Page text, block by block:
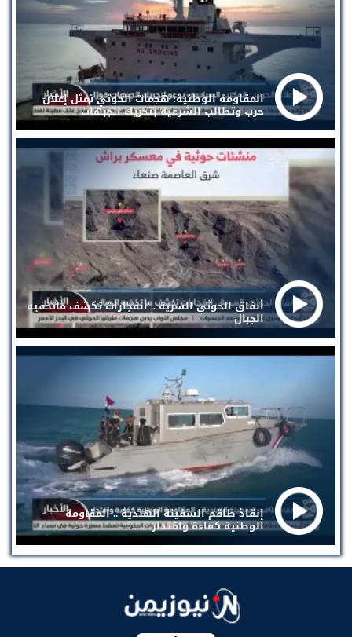
المقاومة الوطنية: هجمات الحوثي تمثل إعلان
حرب وتطالب الشرعية بتحريك الجبهات
أنفاق الحوثي السرية .. انفجارات تكشف ماتخفيه
الجبال
إنقاذ طاقم السفينة الهندية .. المقاومة
الوطنية كفاءة واقتدار